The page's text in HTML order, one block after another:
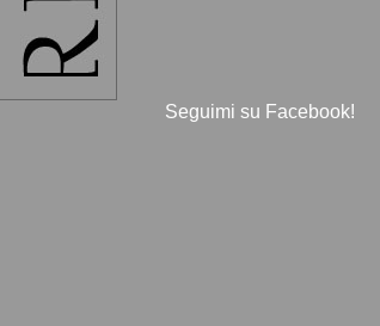
Seguimi su Facebook!